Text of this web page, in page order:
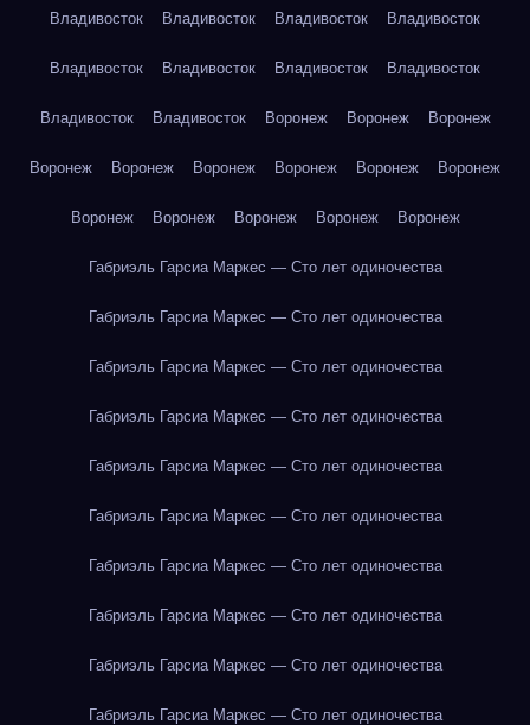
Владивосток Владивосток Владивосток Владивосток
Владивосток Владивосток Владивосток Владивосток
Владивосток Владивосток Воронеж Воронеж Воронеж
Воронеж Воронеж Воронеж Воронеж Воронеж Воронеж
Воронеж Воронеж Воронеж Воронеж Воронеж
Габриэль Гарсиа Маркес — Сто лет одиночества
Габриэль Гарсиа Маркес — Сто лет одиночества
Габриэль Гарсиа Маркес — Сто лет одиночества
Габриэль Гарсиа Маркес — Сто лет одиночества
Габриэль Гарсиа Маркес — Сто лет одиночества
Габриэль Гарсиа Маркес — Сто лет одиночества
Габриэль Гарсиа Маркес — Сто лет одиночества
Габриэль Гарсиа Маркес — Сто лет одиночества
Габриэль Гарсиа Маркес — Сто лет одиночества
Габриэль Гарсиа Маркес — Сто лет одиночества